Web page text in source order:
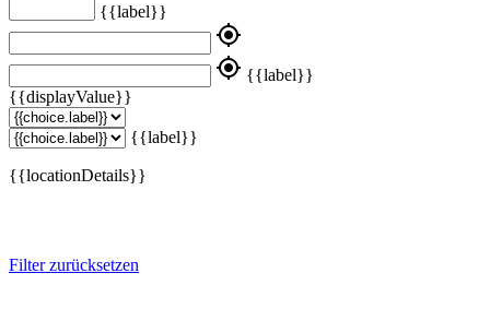
{{label}}
my_location
my_location {{label}}
{{displayValue}}
{{label}}
{{locationDetails}}
Filter zurücksetzen